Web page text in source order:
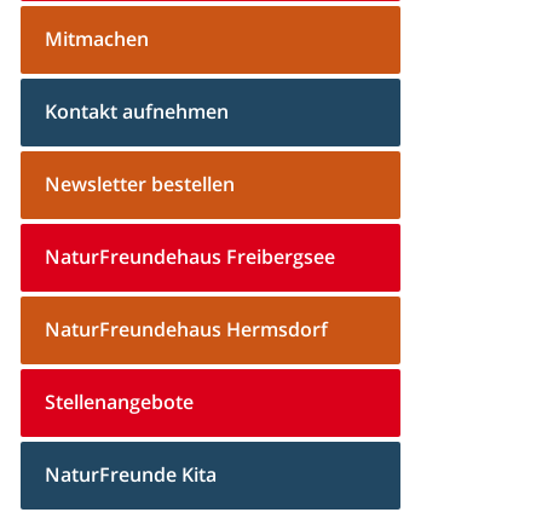
Mitmachen
Kontakt aufnehmen
Newsletter bestellen
NaturFreundehaus Freibergsee
NaturFreundehaus Hermsdorf
Stellenangebote
NaturFreunde Kita